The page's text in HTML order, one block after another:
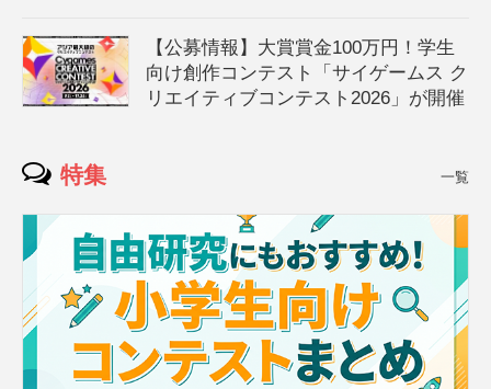
【公募情報】大賞賞金100万円！学生
向け創作コンテスト「サイゲームス ク
リエイティブコンテスト2026」が開催
特集 一覧